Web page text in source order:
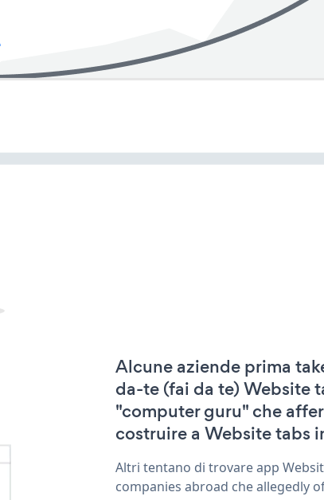
Alcune aziende prima
da-te (fai da te) Website
"computer guru" che
costruire a Website tabs
Altri tentano di trovare app
companies abroad che allegedly